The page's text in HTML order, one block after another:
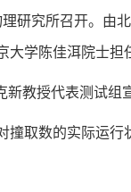
研究所召开。由
学陈佳洱院士担
教授代表测试组
取数的实际运